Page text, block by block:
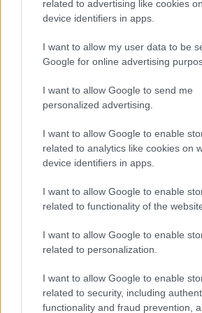
related to advertising like cookies
device identifiers in apps.
I want to allow my user data to be
Google for online advertising
I want to allow Google to send me
personalized advertising.
I want to allow Google to enable
related to analytics like cookies on
device identifiers in apps.
I want to allow Google to enable
related to functionality of the
I want to allow Google to enable
related to personalization.
I want to allow Google to enable
related to security, including
functionality and fraud prevention,
Krosno > Klasa B, gr. II - sytuacja w tabeli
Hłudno) zajmują
4. miejsce
w tabeli. Goście
10. miejscu.
bramkowe.
LKS Hłudno vs. Zryw Dydnia - relacja,
Wynik meczu LKS Hłudno - Zryw Dydnia
po jego zakończeniu. Jeżeli szukasz informacji
LKS Hłudno vs. Zryw Dydnia - wynik,
Jeżeli w internecie lub TV dostępna jest
albo innych
na pewno znajdziesz takie informacje na
że nigdzie nie pojawi się stream online z
Asseco Resovia| Developres Rzeszów |
Cellfast Wilki Krosno| Texom Stal
Motor Lublin|Stal Rzeszów| Stal